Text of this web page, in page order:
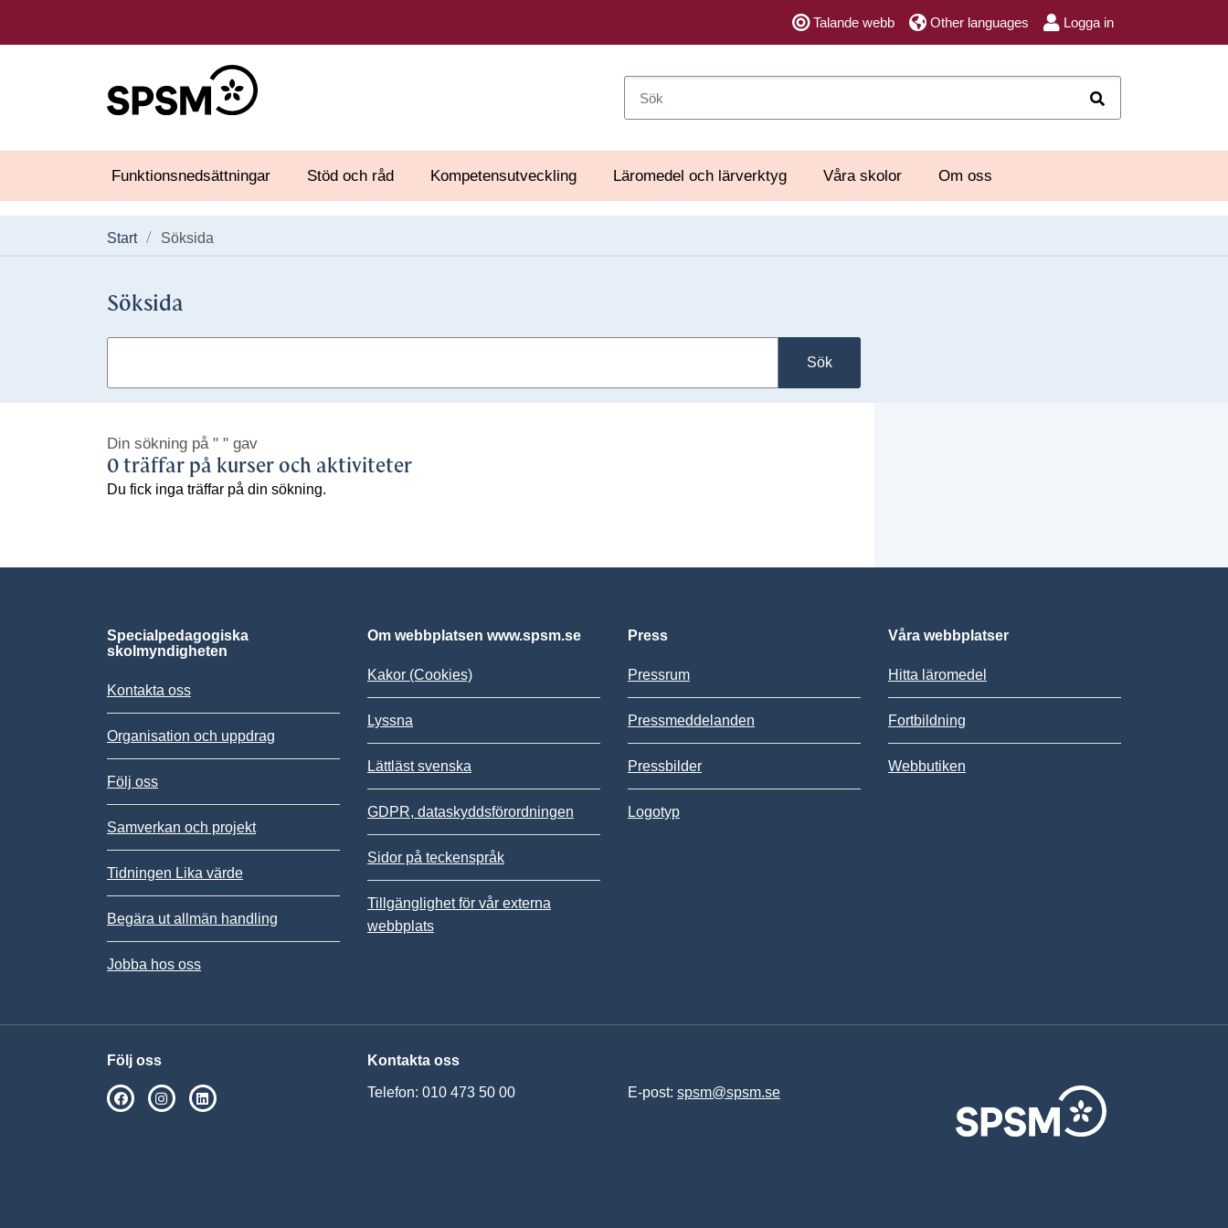
Talande webb Other languages Logga in
Funktionsnedsättningar Stöd och råd Kompetensutveckling Läromedel och lärverktyg Våra skolor Om oss
Start Söksida
Söksida
Sök
Din sökning på " " gav
0 träffar på kurser och aktiviteter
Du fick inga träffar på din sökning.
Specialpedagogiska
skolmyndigheten
Kontakta oss
Organisation och uppdrag
Följ oss
Samverkan och projekt
Tidningen Lika värde
Begära ut allmän handling
Jobba hos oss
Om webbplatsen www.spsm.se
Kakor (Cookies)
Lyssna
Lättläst svenska
GDPR, dataskyddsförordningen
Sidor på teckenspråk
Tillgänglighet för vår externa
webbplats
Press
Pressrum
Pressmeddelanden
Pressbilder
Logotyp
Våra webbplatser
Hitta läromedel
Fortbildning
Webbutiken
Följ oss
SPSM på Facebook
SPSM på Instagram
Kontakta oss
Telefon: 010 473 50 00 E-post: spsm@spsm.se